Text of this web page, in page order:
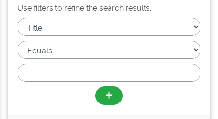
Use filters to refine the search results.